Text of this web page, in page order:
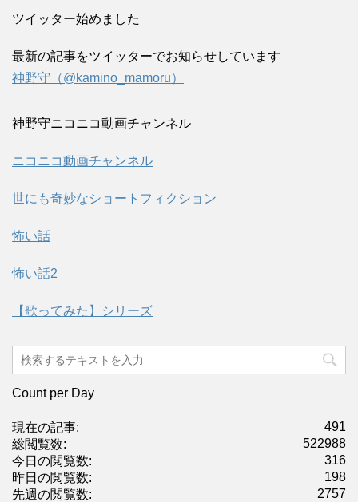
ツイッター始めました
最新の記事をツイッターでお知らせしています
神野守（@kamino_mamoru）
神野守ニコニコ動画チャンネル
ニコニコ動画チャンネル
世にも奇妙なショートフィクション
怖い話
怖い話2
【歌ってみた】シリーズ
Count per Day
491
現在の記事:
522988
総閲覧数:
316
今日の閲覧数:
198
昨日の閲覧数:
2757
先週の閲覧数: